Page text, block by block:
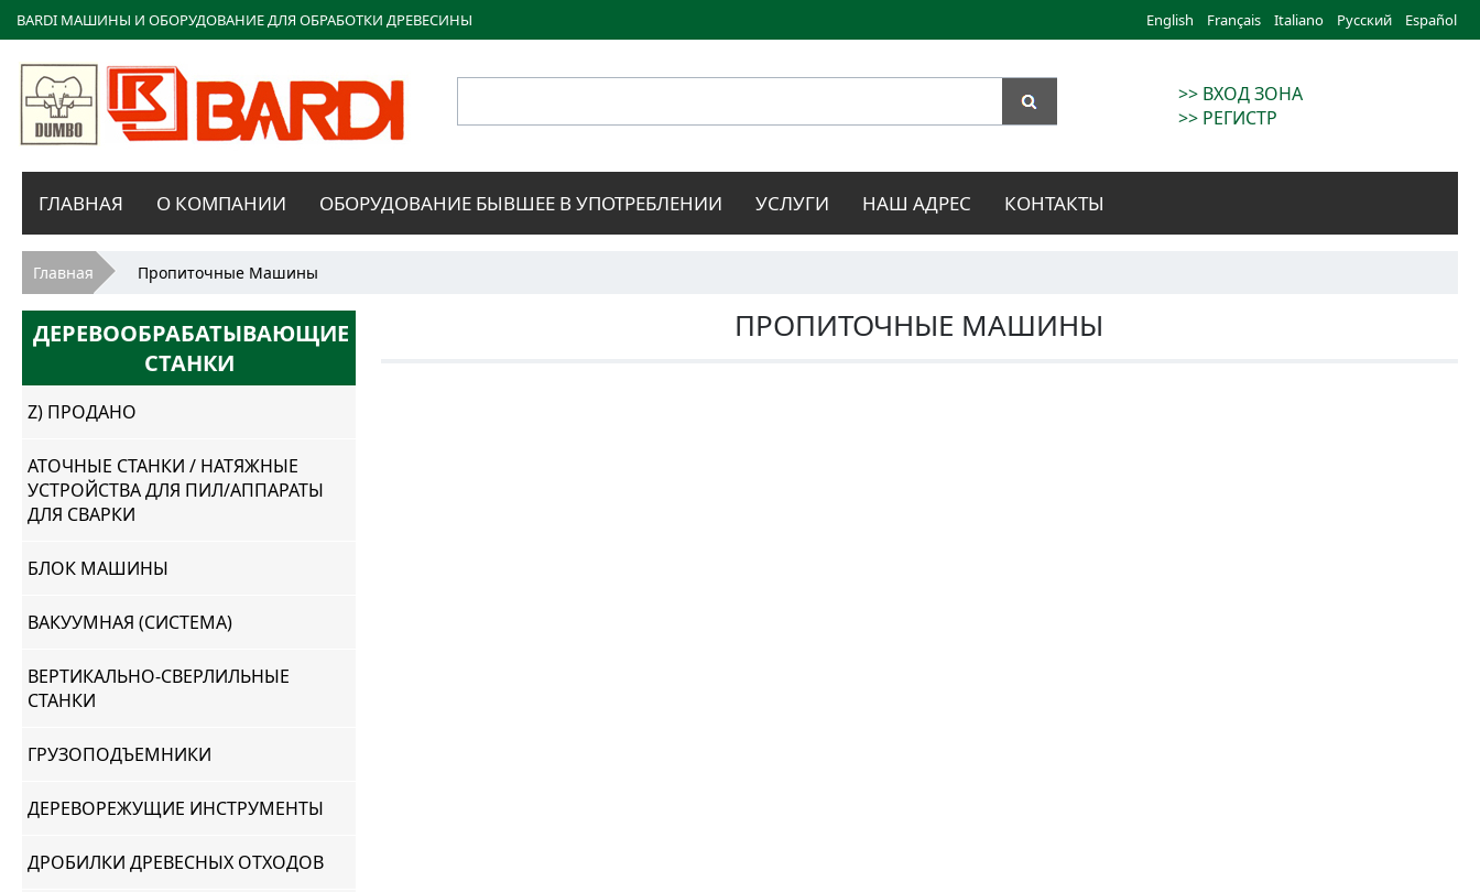
основному
BARDI МАШИНЫ И ОБОРУДОВАНИЕ ДЛЯ ОБРАБОТКИ ДРЕВЕСИНЫ English Français Italiano Русский Español
Bardi
Macchine
>> ВХОД ЗОНА
>> РЕГИСТР
ГЛАВНАЯ О КОМПАНИИ ОБОРУДОВАНИЕ БЫВШЕЕ В УПОТРЕБЛЕНИИ УСЛУГИ НАШ АДРЕС КОНТАКТЫ
Главная Пропиточные Машины
ПРОПИТОЧНЫЕ МАШИНЫ
ДЕРЕВООБРАБАТЫВАЮЩИЕ
СТАНКИ
Z) ПРОДАНО
АТОЧНЫЕ СТАНКИ / НАТЯЖНЫЕ
УСТРОЙСТВА ДЛЯ ПИЛ/АППАРАТЫ
ДЛЯ СВАРКИ
БЛОК МАШИНЫ
ВАКУУМНАЯ (СИСТЕМА)
ВЕРТИКАЛЬНО-СВЕРЛИЛЬНЫЕ
СТАНКИ
ГРУЗОПОДЪЕМНИКИ
ДЕРЕВОРЕЖУЩИЕ ИНСТРУМЕНТЫ
ДРОБИЛКИ ДРЕВЕСНЫХ ОТХОДОВ